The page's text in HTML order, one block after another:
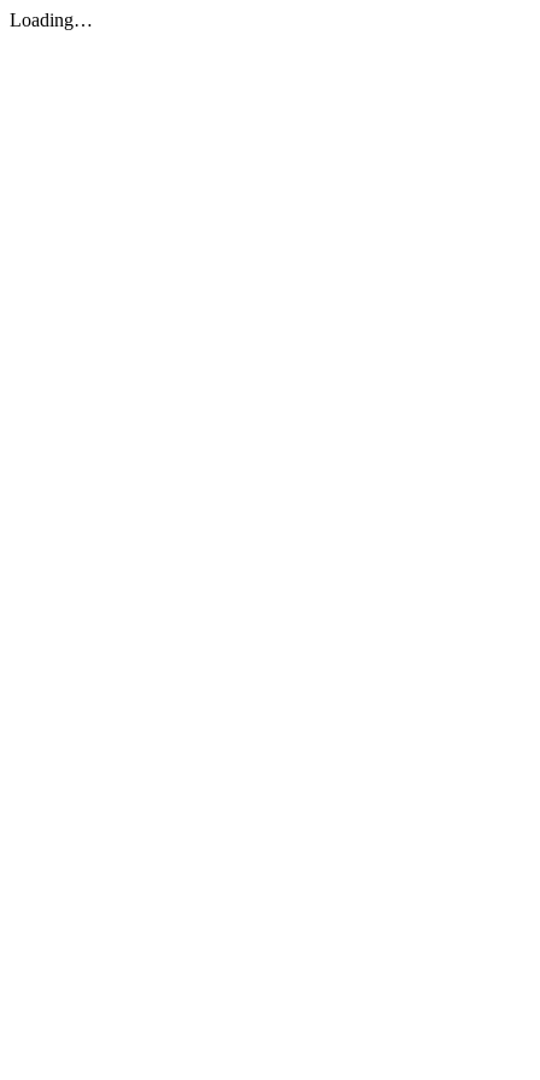
Loading…